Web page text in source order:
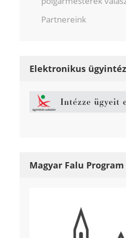
Partnereink
Elektronikus
Magyar Falu Program